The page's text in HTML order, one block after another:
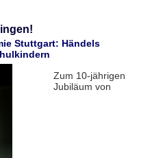
Stuttgart: Händels
Zum 10-jährigen
Jubiläum von